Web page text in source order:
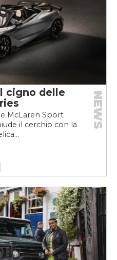
cigno delle
McLaren Sport
il cerchio con la
NEWS